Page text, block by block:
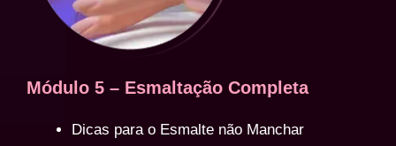
Módulo 5 – Esmaltação Completa
Dicas para o Esmalte não Manchar